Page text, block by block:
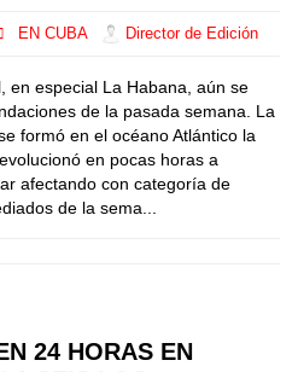
EN CUBA Director de Edición
en especial La Habana, aún se
de la pasada semana. La
formó en el océano Atlántico la
en pocas horas a
afectando con categoría de
de la sema...
24 HORAS EN